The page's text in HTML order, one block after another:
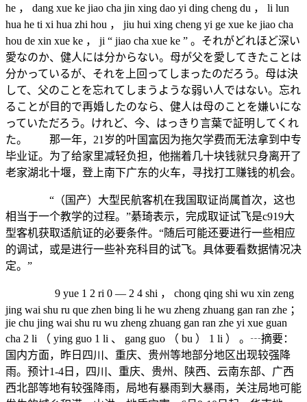
he ， dang xue ke jiao cha jin xing dao yi ding cheng du ， li lun
hua he ti xi hua zhi hou ， jiu hui xing cheng yi ge xue ke jiao cha
hou de xin xue ke ， ji “ jiao cha xue ke ” 。それがどれほど深い
愛なのか、健人には分からない。母が父を愛してきたことは
分かっているが、それを上回ってしまったのだろう。母は決
して、父のことを忘れてしまうような弱い人ではない。忘れ
ることが目的で再婚したのなら、健人は母のことを嫌いにな
っていただろう。けれど、今、はっきり言葉で証明してくれ
た。 那一年，21岁的叶国富因为拖欠学费而无法拿到中专
毕业证。为了给家里减轻负担，他揣着几十块钱就只身离开了
老家湖北十堰，登上南下广东的火车，寻找打工赚钱的机会。
“（国产）大型民航客机在我国取证尚属首次，这也
相当于一个教学的过程。”綦琦表示，完成取证试飞是c919大
型客机获取适航证的必要条件。“随后可能还要进行一些相应
的调试，或是进行一些补充科目的试飞。具体要看数据情况决
定。”
9 yue 1 2 ri 0 — 2 4 shi ， chong qing shi wu xin zeng
jing wai shu ru que zhen bing li he wu zheng zhuang gan ran zhe ；
jie chu jing wai shu ru wu zheng zhuang gan ran zhe yi xue guan
cha 2 li （ ying guo 1 li 、 gang guo （ bu ） 1 li ） 。┄摘要：
国内方面，昨日四川、重庆、贵州等地部分地区出现较强降
雨。预计1-4日，四川、重庆、贵州、陕西、云南东部、广西
西北部等地有较强降雨，局地有暴雨到大暴雨，关注局地可能